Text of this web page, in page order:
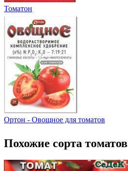
Томатон
Ортон - Овощное для томатов
Похожие сорта томатов